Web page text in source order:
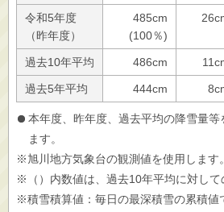
令和5年度
（昨年度）
485cm
(100％)
過去10年平均 486cm
過去5年平均 444cm
本年度、昨年度、過去平均の降雪量等
ます。
※旭川地方気象台の観測値を使用します。
※（）内数値は、過去10年平均に対して
※積雪積算値：毎日の最深積雪の累積値